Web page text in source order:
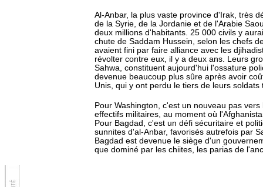
Al-Anbar, la plus vaste province d'Irak, très
de la Syrie, de la Jordanie et de l'Arabie
deux millions d'habitants. 25 000 civils y
chute de Saddam Hussein, selon les chefs
avaient fini par faire alliance avec les
révolter contre eux, il y a deux ans. Leurs
Sahwa, constituent aujourd'hui l'ossature
devenue beaucoup plus sûre après avoir
Unis, qui y ont perdu le tiers de leurs
Pour Washington, c'est un nouveau pas
effectifs militaires, au moment où
Pour Bagdad, c'est un défi sécuritaire et
sunnites d'al-Anbar, favorisés autrefois par
Bagdad est devenue le siège d'un
que dominé par les chiites, les parias de